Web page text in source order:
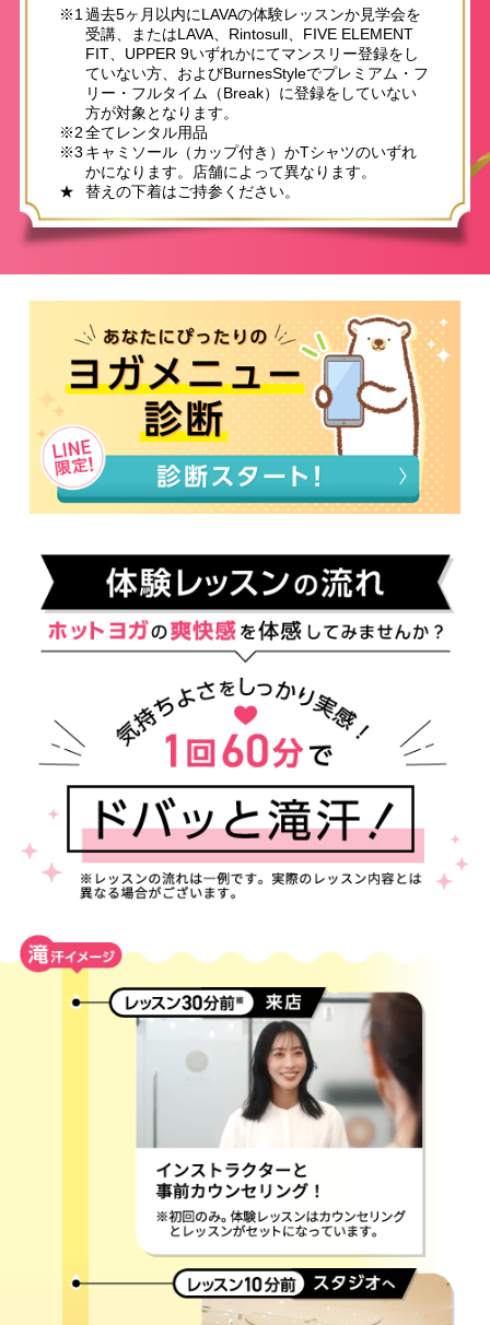
※1過去5ヶ月以内にLAVAの体験レッスンか見学会を
受講、またはLAVA、Rintosull、FIVE ELEMENT
FIT、UPPER 9いずれかにてマンスリー登録をし
ていない方、およびBurnesStyleでプレミアム・フ
リー・フルタイム（Break）に登録をしていない
方が対象となります。
※2全てレンタル用品
※3 キャミソール（カップ付き）かTシャツのいずれ
かになります。店舗によって異なります。
★
替えの下着はご持参ください。